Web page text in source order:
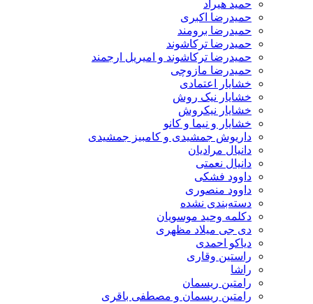
حمید هیراد
حمیدرضا اکبری
حمیدرضا برومند
حمیدرضا ترکاشوند
حمیدرضا ترکاشوند و امیریل ارجمند
حمیدرضا مازوچی
خشایار اعتمادی
خشایار نیک روش
خشایار نیکروش
خشایار و نیما و کانو
داریوش جمشیدی و کامبیز جمشیدی
دانیال مرادیان
دانیال نعمتی
داوود فشکی
داوود منصوری
دسته‌بندی نشده
دکلمه وحید موسویان
دی جی میلاد مظهری
دیاکو احمدی
راستین وقاری
راشا
رامتین ریسمان
رامتین ریسمان و مصطفی باقری